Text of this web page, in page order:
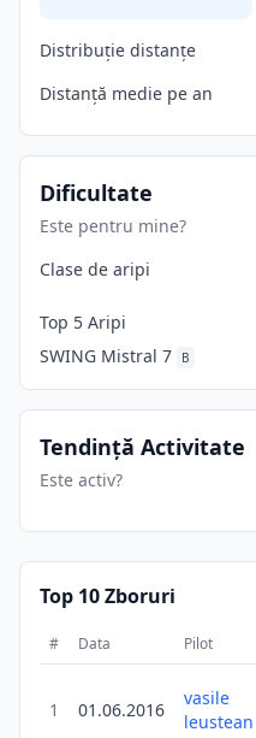
Distribuție distanțe
Distanță medie pe an
Dificultate
Este pentru mine?
Clase de aripi
Top 5 Aripi
SWING Mistral 7
B
Tendință Activitate
Este activ?
Top 10 Zboruri
# Data Pilot
1 01.06.2016
vasile
leustean